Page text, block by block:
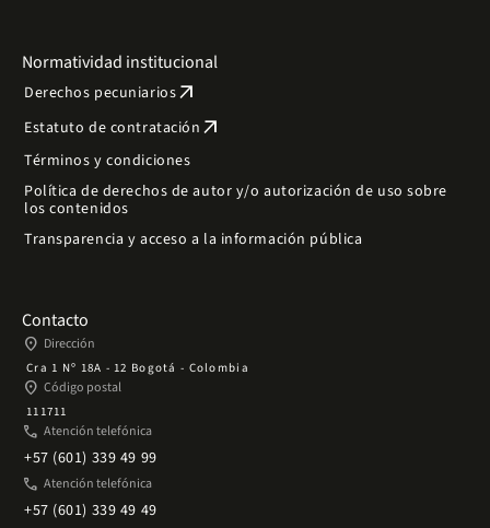
Normatividad institucional
Derechos pecuniariosarrow_outward
Estatuto de contratación arrow_outward
Términos y condiciones
Política de derechos de autor y/o autorización de uso sobre
los contenidos
Transparencia y acceso a la información pública
Contacto
place Dirección
Cra 1 Nº 18A - 12 Bogotá - Colombia
place Código postal
111711
phone Atención telefónica
+57 (601) 339 49 99
phone Atención telefónica
+57 (601) 339 49 49